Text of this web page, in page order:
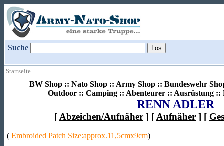
Suche
Startseite
BW Shop :: Nato Shop :: Army Shop :: Bundeswehr
Outdoor :: Camping :: Abenteurer :: Ausrüstung ::
RENN ADLER
[ Abzeichen/Aufnäher ] [ Aufnäher ] [
( Embroided Patch Size:approx.11,5cmx9cm)